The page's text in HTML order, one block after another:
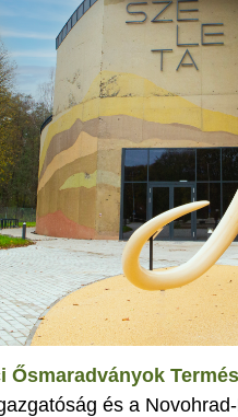
Ősmaradványok
és a